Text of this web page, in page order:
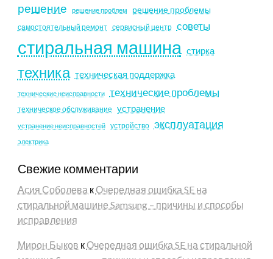
решение решение проблем решение проблемы
самостоятельный ремонт сервисный центр советы
стиральная машина стирка
техника техническая поддержка
технические неисправности технические проблемы
техническое обслуживание устранение
устранение неисправностей устройство эксплуатация
электрика
Свежие комментарии
Асия Соболева к Очередная ошибка SE на
стиральной машине Samsung – причины и способы
исправления
Мирон Быков к Очередная ошибка SE на стиральной